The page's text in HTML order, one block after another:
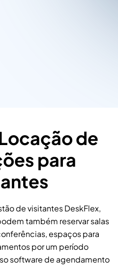
de
para
de visitantes DeskFlex,
também reservar salas
espaços para
por um período
software de agendamento